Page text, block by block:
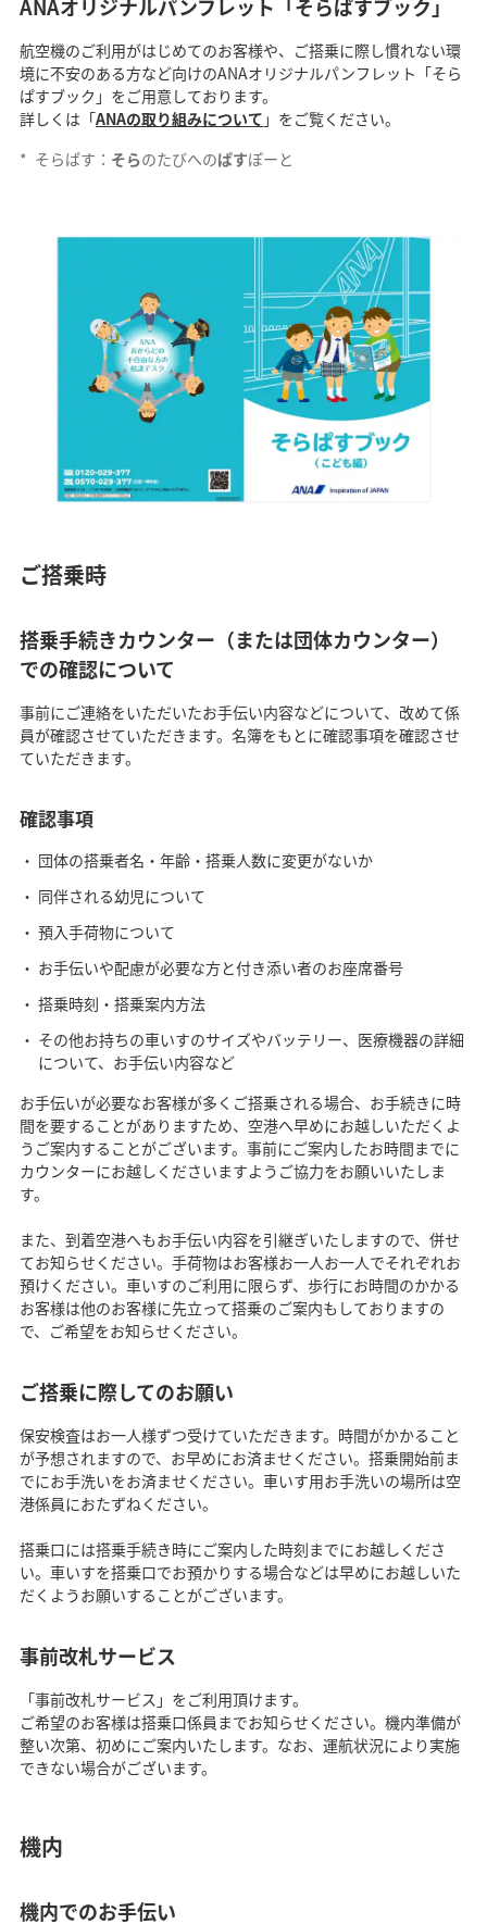
ANAオリジナルパンフレット「そらぱすブック」
航空機のご利用がはじめてのお客様や、ご搭乗に際し慣れない環
境に不安のある方など向けのANAオリジナルパンフレット「そら
ぱすブック」をご用意しております。
詳しくは「ANAの取り組みについて 」をご覧ください。
* そらぱす： そらのたびへのぱすぽーと
ご搭乗時
搭乗手続きカウンター（または団体カウンター）
での確認について
事前にご連絡をいただいたお手伝い内容などについて、改めて係
員が確認させていただきます。名簿をもとに確認事項を確認させ
ていただきます。
確認事項
団体の搭乗者名・年齢・搭乗人数に変更がないか
同伴される幼児について
預入手荷物について
お手伝いや配慮が必要な方と付き添い者のお座席番号
搭乗時刻・搭乗案内方法
その他お持ちの車いすのサイズやバッテリー、医療機器の詳細
について、お手伝い内容など
お手伝いが必要なお客様が多くご搭乗される場合、お手続きに時
間を要することがありますため、空港へ早めにお越しいただくよ
うご案内することがございます。事前にご案内したお時間までに
カウンターにお越しくださいますようご協力をお願いいたしま
す。
また、到着空港へもお手伝い内容を引継ぎいたしますので、併せ
てお知らせください。手荷物はお客様お一人お一人でそれぞれお
預けください。車いすのご利用に限らず、歩行にお時間のかかる
お客様は他のお客様に先立って搭乗のご案内もしておりますの
で、ご希望をお知らせください。
ご搭乗に際してのお願い
保安検査はお一人様ずつ受けていただきます。時間がかかること
が予想されますので、お早めにお済ませください。搭乗開始前ま
でにお手洗いをお済ませください。車いす用お手洗いの場所は空
港係員におたずねください。
搭乗口には搭乗手続き時にご案内した時刻までにお越しくださ
い。車いすを搭乗口でお預かりする場合などは早めにお越しいた
だくようお願いすることがございます。
事前改札サービス
「事前改札サービス」をご利用頂けます。
ご希望のお客様は搭乗口係員までお知らせください。機内準備が
整い次第、初めにご案内いたします。なお、運航状況により実施
できない場合がございます。
機内
機内でのお手伝い